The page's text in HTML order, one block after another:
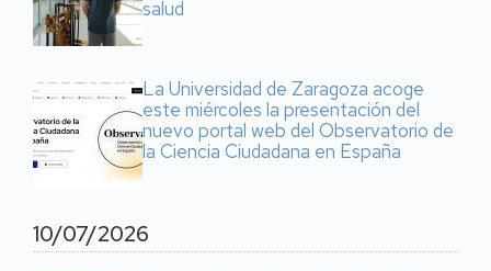
salud
La Universidad de Zaragoza acoge
este miércoles la presentación del
nuevo portal web del Observatorio de
la Ciencia Ciudadana en España
10/07/2026